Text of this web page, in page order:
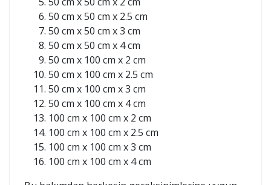
50 cm x 50 cm x 2.5 cm
50 cm x 50 cm x 3 cm
50 cm x 50 cm x 4 cm
50 cm x 100 cm x 2 cm
50 cm x 100 cm x 2.5 cm
50 cm x 100 cm x 3 cm
50 cm x 100 cm x 4 cm
100 cm x 100 cm x 2 cm
100 cm x 100 cm x 2.5 cm
100 cm x 100 cm x 3 cm
100 cm x 100 cm x 4 cm